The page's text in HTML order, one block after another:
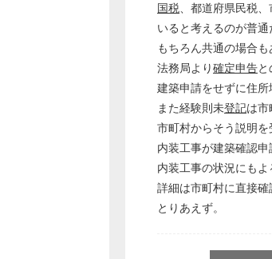
国税 、都道府県民税
いると考えるのが普通
もちろん共通の場合も
法務局より確定申告と
建築申請をせずに住所
また経験則未登記は市
市町村からそう説明を
内装工事が建築確認
内装工事の状況にもよ
詳細は市町村に直接確
とりあえず。